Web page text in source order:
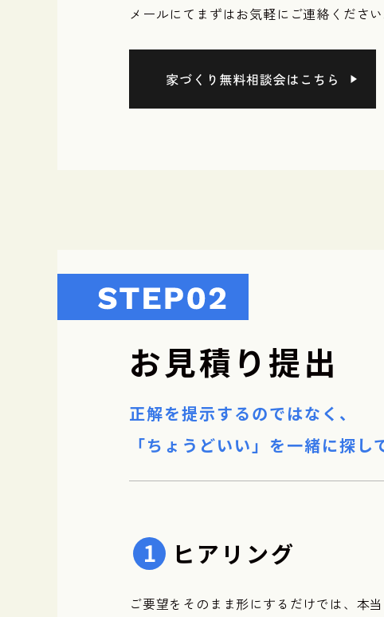
メールにてまずはお気軽にご連絡ください
お見積り提出
正解を提示するのではなく、
「ちょうどいい」を一緒に探し
ヒアリング
ご要望をそのまま形にするだけでは、本